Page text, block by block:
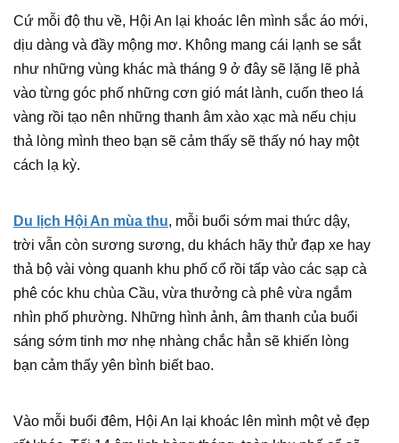
Cứ mỗi độ thu về, Hội An lại khoác lên mình sắc áo mới,
dịu dàng và đầy mộng mơ. Không mang cái lạnh se sắt
như những vùng khác mà tháng 9 ở đây sẽ lặng lẽ phả
vào từng góc phố những cơn gió mát lành, cuốn theo lá
vàng rồi tạo nên những thanh âm xào xạc mà nếu chịu
thả lòng mình theo bạn sẽ cảm thấy sẽ thấy nó hay một
cách lạ kỳ.
Du lịch Hội An mùa thu, mỗi buổi sớm mai thức dậy,
trời vẫn còn sương sương, du khách hãy thử đạp xe hay
thả bộ vài vòng quanh khu phố cổ rồi tấp vào các sạp cà
phê cóc khu chùa Cầu, vừa thưởng cà phê vừa ngắm
nhìn phố phường. Những hình ảnh, âm thanh của buổi
sáng sớm tinh mơ nhẹ nhàng chắc hẳn sẽ khiến lòng
bạn cảm thấy yên bình biết bao.
Vào mỗi buổi đêm, Hội An lại khoác lên mình một vẻ đẹp